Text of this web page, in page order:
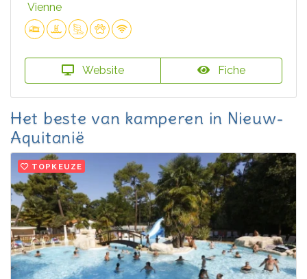
Vienne
Website Fiche
Het beste van kamperen in Nieuw-
Aquitanië
TOPKEUZE